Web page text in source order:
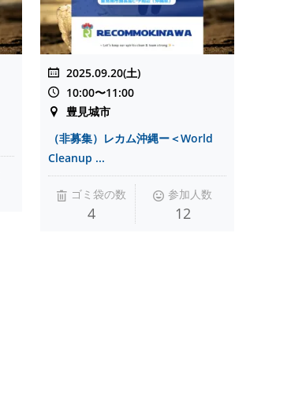
2025.09.20(土)
10:00〜11:00
豊見城市
（非募集）レカム沖縄ー＜World
Cleanup ...
ゴミ袋の数
4
参加人数
12